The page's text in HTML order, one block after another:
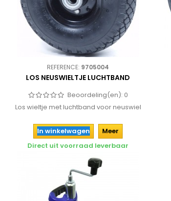
REFERENCE: 9705004
LOS NEUSWIELTJE LUCHTBAND
Beoordeling(en): 0
Los wieltje met luchtband voor neuswiel
In winkelwagen
Meer
Direct uit voorraad leverbaar